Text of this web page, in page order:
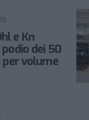
e Kn
dei 50
volume